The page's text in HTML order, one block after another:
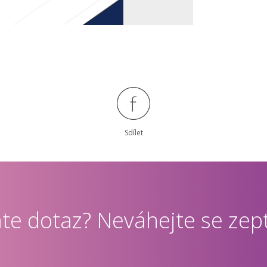
Sdílet
dotaz? Neváhejte se